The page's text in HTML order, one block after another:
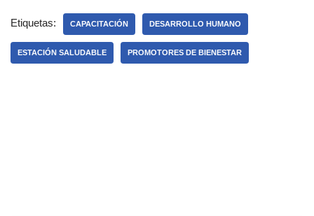
Etiquetas: CAPACITACIÓN DESARROLLO HUMANO
ESTACIÓN SALUDABLE PROMOTORES DE BIENESTAR